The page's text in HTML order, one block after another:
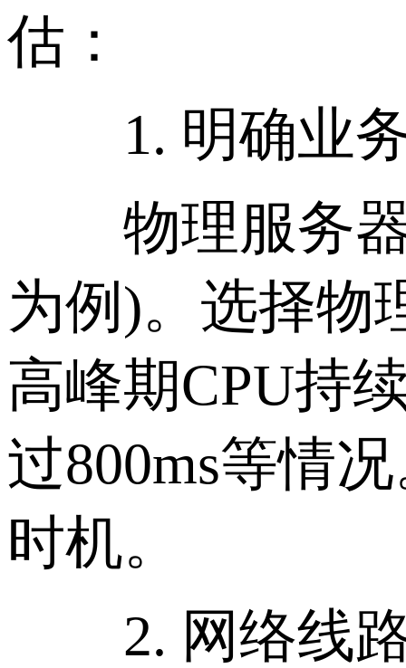
估：
1. 明确业务
物理服务器
为例)。选择物
高峰期CPU持
过800ms等情
时机。
2. 网络线路